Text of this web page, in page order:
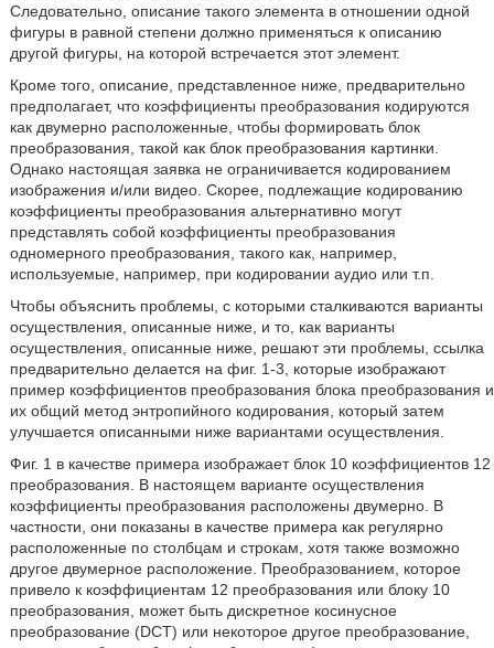
Следовательно, описание такого элемента в отношении одной
фигуры в равной степени должно применяться к описанию
другой фигуры, на которой встречается этот элемент.
Кроме того, описание, представленное ниже, предварительно
предполагает, что коэффициенты преобразования кодируются
как двумерно расположенные, чтобы формировать блок
преобразования, такой как блок преобразования картинки.
Однако настоящая заявка не ограничивается кодированием
изображения и/или видео. Скорее, подлежащие кодированию
коэффициенты преобразования альтернативно могут
представлять собой коэффициенты преобразования
одномерного преобразования, такого как, например,
используемые, например, при кодировании аудио или т.п.
Чтобы объяснить проблемы, с которыми сталкиваются варианты
осуществления, описанные ниже, и то, как варианты
осуществления, описанные ниже, решают эти проблемы, ссылка
предварительно делается на фиг. 1-3, которые изображают
пример коэффициентов преобразования блока преобразования и
их общий метод энтропийного кодирования, который затем
улучшается описанными ниже вариантами осуществления.
Фиг. 1 в качестве примера изображает блок 10 коэффициентов 12
преобразования. В настоящем варианте осуществления
коэффициенты преобразования расположены двумерно. В
частности, они показаны в качестве примера как регулярно
расположенные по столбцам и строкам, хотя также возможно
другое двумерное расположение. Преобразованием, которое
привело к коэффициентам 12 преобразования или блоку 10
преобразования, может быть дискретное косинусное
преобразование (DCT) или некоторое другое преобразование,